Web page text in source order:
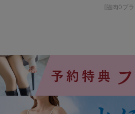
[脇肉0ブ
ラ ノンワイヤー 特盛ブラ チューブトッ
ルームウェア アームカバ